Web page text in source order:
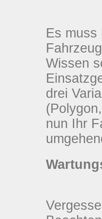
Es muss
Wissen
drei
nun Ihr